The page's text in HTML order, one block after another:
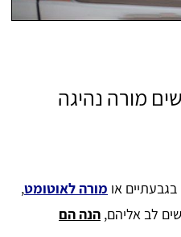
מורה נהיגה
או מורה לאוטומט,
הנה הם